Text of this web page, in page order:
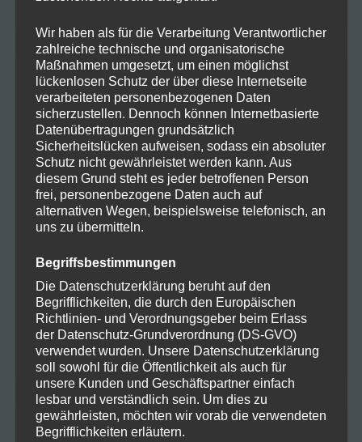
Cannabisanbau
ARCHIV
Oktober 2025
August 2024
Juli 2024
Mai 2024
April 2024
März 2024
KATEGORIEN
Wir haben als für die Verarbeitung Verantwortlicher
zahlreiche technische und organisatorische
Maßnahmen umgesetzt, um einen möglichst
lückenlosen Schutz der über diese Internetseite
verarbeiteten personenbezogenen Daten
sicherzustellen. Dennoch können Internetbasierte
Datenübertragungen grundsätzlich
Sicherheitslücken aufweisen, sodass ein absoluter
Schutz nicht gewährleistet werden kann. Aus
diesem Grund steht es jeder betroffenen Person
frei, personenbezogene Daten auch auf
alternativen Wegen, beispielsweise telefonisch, an
uns zu übermitteln.
Begriffsbestimmungen
Die Datenschutzerklärung beruht auf den
Begrifflichkeiten, die durch den Europäischen
Richtlinien- und Verordnungsgeber beim Erlass
der Datenschutz-Grundverordnung (DS-GVO)
verwendet wurden. Unsere Datenschutzerklärung
soll sowohl für die Öffentlichkeit als auch für
unsere Kunden und Geschäftspartner einfach
lesbar und verständlich sein. Um dies zu
gewährleisten, möchten wir vorab die verwendeten
Begrifflichkeiten erläutern.